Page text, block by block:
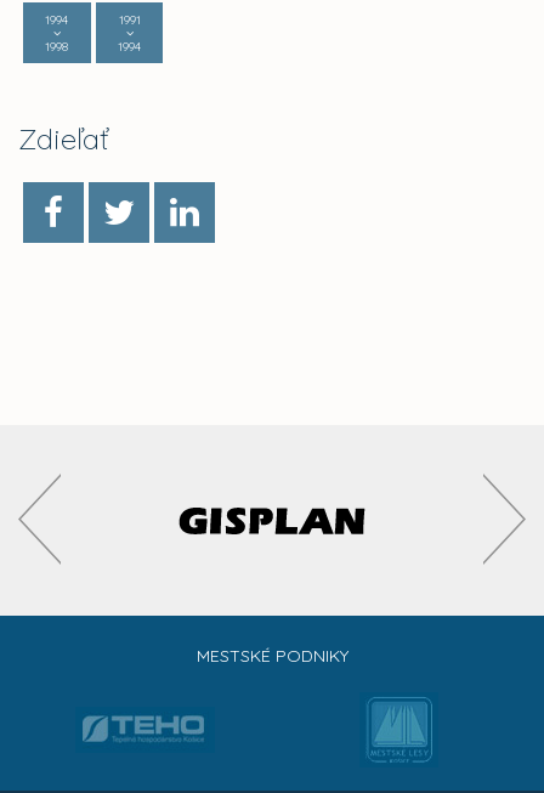
1994
1998
1991
1994
Zdieľať
MESTSKÉ PODNIKY